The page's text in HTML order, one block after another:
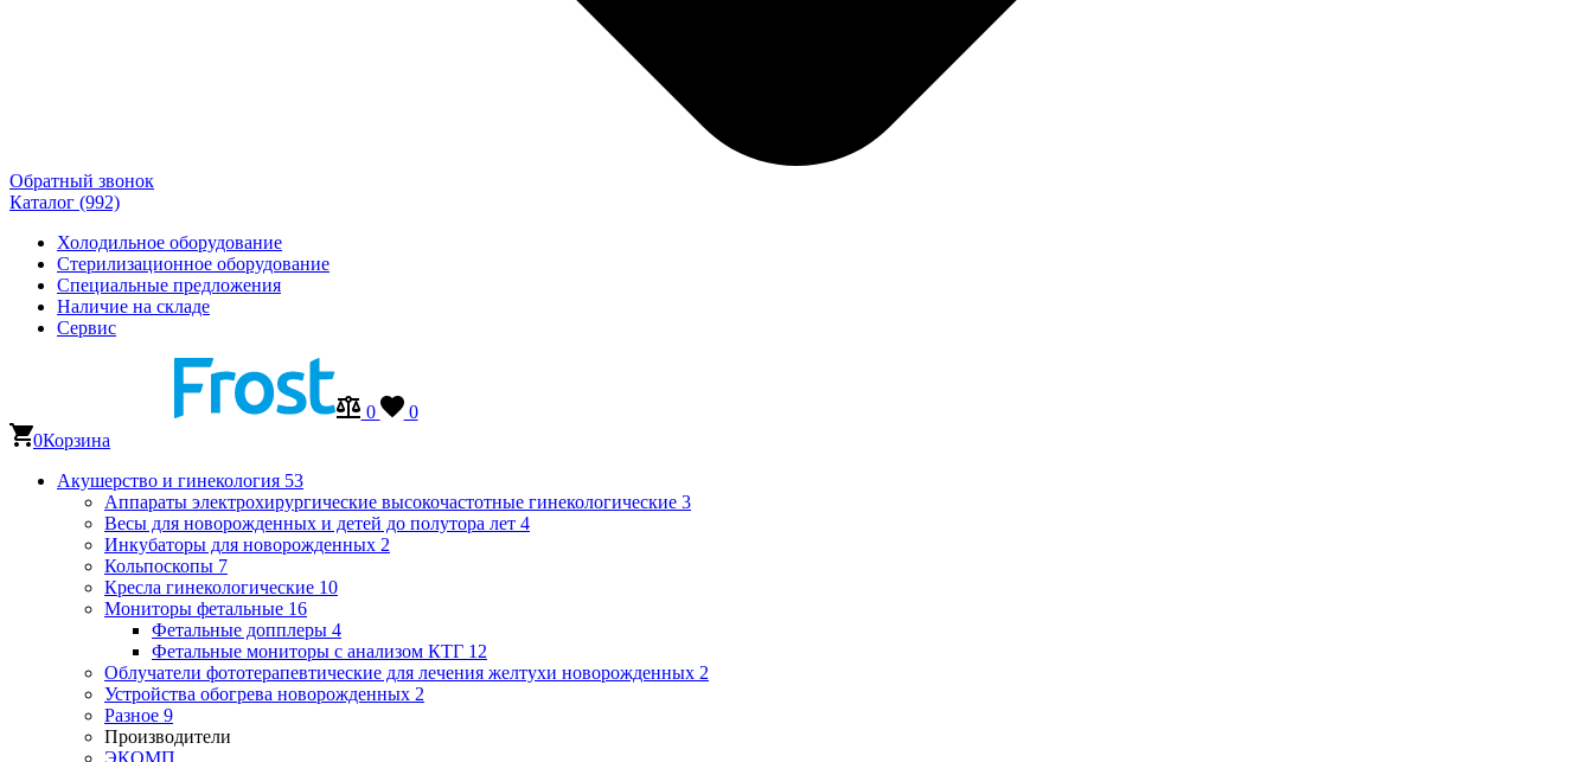
Обратный звонок
Каталог (992)
Холодильное оборудование
Стерилизационное оборудование
Специальные предложения
Наличие на складе
Сервис
0
0
0Корзина
Акушерство и гинекология 53
Аппараты электрохирургические высокочастотные гинекологические 3
Весы для новорожденных и детей до полутора лет 4
Инкубаторы для новорожденных 2
Кольпоскопы 7
Кресла гинекологические 10
Мониторы фетальные 16
Фетальные допплеры 4
Фетальные мониторы с анализом КТГ 12
Облучатели фототерапевтические для лечения желтухи новорожденных 2
Устройства обогрева новорожденных 2
Разное 9
Производители
ЭКОМП